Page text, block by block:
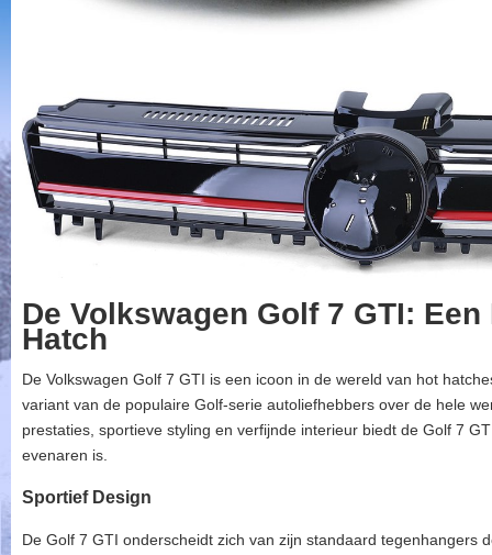
De Volkswagen Golf 7 GTI:
Hatch
De Volkswagen Golf 7 GTI is een icoon in de wereld van hot
variant van de populaire Golf-serie autoliefhebbers over de hele
prestaties, sportieve styling en verfijnde interieur biedt de Golf 7
evenaren is.
Sportief Design
De Golf 7 GTI onderscheidt zich van zijn standaard tegenhangers